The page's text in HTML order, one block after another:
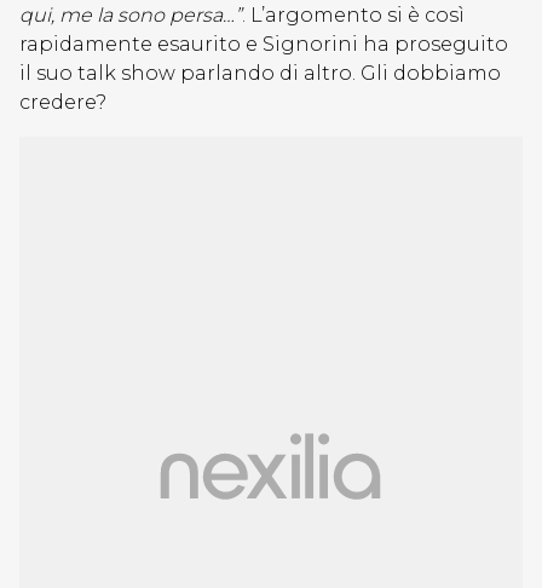
qui, me la sono persa…”. L’argomento si è così
rapidamente esaurito e Signorini ha proseguito
il suo talk show parlando di altro. Gli dobbiamo
credere?